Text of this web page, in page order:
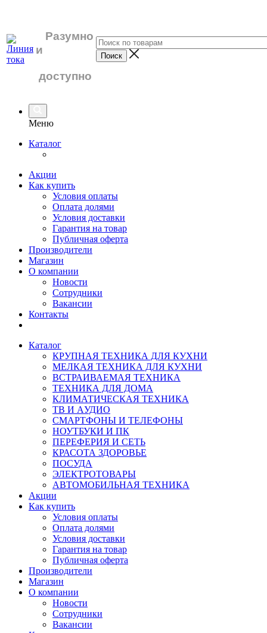
Разумно
и
доступно
Меню
Каталог
Акции
Как купить
Условия оплаты
Оплата долями
Условия доставки
Гарантия на товар
Публичная оферта
Производители
Магазин
О компании
Новости
Сотрудники
Вакансии
Контакты
Каталог
КРУПНАЯ ТЕХНИКА ДЛЯ КУХНИ
МЕЛКАЯ ТЕХНИКА ДЛЯ КУХНИ
ВСТРАИВАЕМАЯ ТЕХНИКА
ТЕХНИКА ДЛЯ ДОМА
КЛИМАТИЧЕСКАЯ ТЕХНИКА
ТВ И AУДИО
СМАРТФОНЫ И ТЕЛЕФОНЫ
НОУТБУКИ И ПК
ПЕРЕФЕРИЯ И СЕТЬ
КРАСОТА ЗДОРОВЬЕ
ПОСУДА
ЭЛЕКТРОТОВАРЫ
АВТОМОБИЛЬНАЯ ТЕХНИКА
Акции
Как купить
Условия оплаты
Оплата долями
Условия доставки
Гарантия на товар
Публичная оферта
Производители
Магазин
О компании
Новости
Сотрудники
Вакансии